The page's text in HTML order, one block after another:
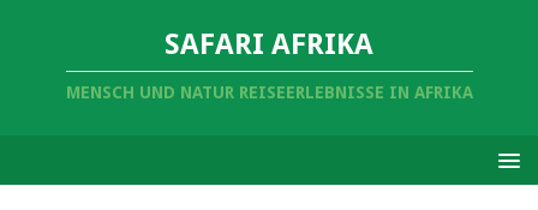
SAFARI AFRIKA
MENSCH UND NATUR REISEERLEBNISSE IN AFRIKA